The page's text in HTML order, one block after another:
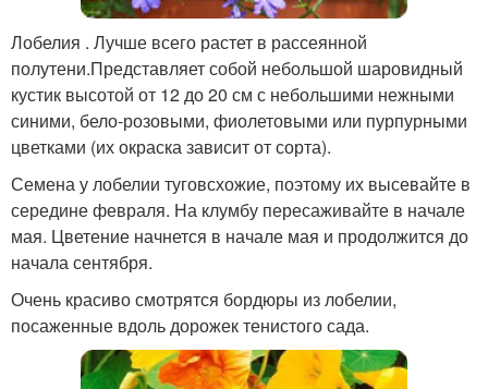
Лобелия . Лучше всего растет в рассеянной
полутени.Представляет собой небольшой шаровидный
кустик высотой от 12 до 20 см с небольшими нежными
синими, бело-розовыми, фиолетовыми или пурпурными
цветками (их окраска зависит от сорта).
Семена у лобелии туговсхожие, поэтому их высевайте в
середине февраля. На клумбу пересаживайте в начале
мая. Цветение начнется в начале мая и продолжится до
начала сентября.
Очень красиво смотрятся бордюры из лобелии,
посаженные вдоль дорожек тенистого сада.